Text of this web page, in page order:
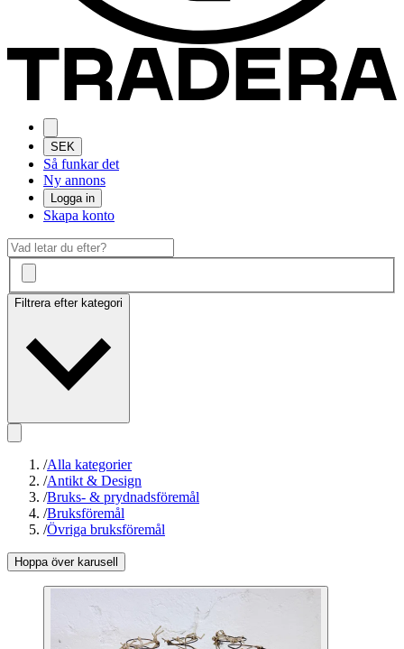
SEK
Så funkar det
Ny annons
Logga in
Skapa konto
Filtrera efter kategori
/Alla kategorier
/Antikt & Design
/Bruks- & prydnadsföremål
/Bruksföremål
/Övriga bruksföremål
Hoppa över karusell